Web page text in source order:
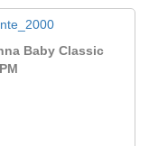
Baby Classic